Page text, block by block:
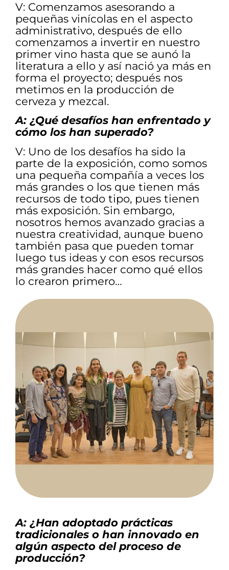
V: Comenzamos asesorando a
pequeñas vinícolas en el aspecto
administrativo, después de ello
comenzamos a invertir en nuestro
primer vino hasta que se aunó la
literatura a ello y así nació ya más en
forma el proyecto; después nos
metimos en la producción de
cerveza y mezcal.
A: ¿Qué desafíos han enfrentado y
cómo los han superado?
V: Uno de los desafíos ha sido la
parte de la exposición, como somos
una pequeña compañía a veces los
más grandes o los que tienen más
recursos de todo tipo, pues tienen
más exposición. Sin embargo,
nosotros hemos avanzado gracias a
nuestra creatividad, aunque bueno
también pasa que pueden tomar
luego tus ideas y con esos recursos
más grandes hacer como qué ellos
lo crearon primero…
A: ¿Han adoptado prácticas
tradicionales o han innovado en
algún aspecto del proceso de
producción?